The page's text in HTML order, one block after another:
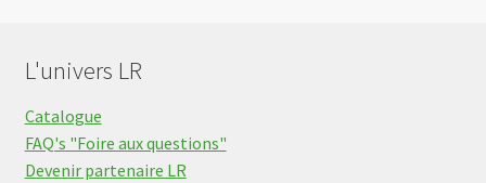
L'univers LR
Catalogue
FAQ's "Foire aux questions"
Devenir partenaire LR